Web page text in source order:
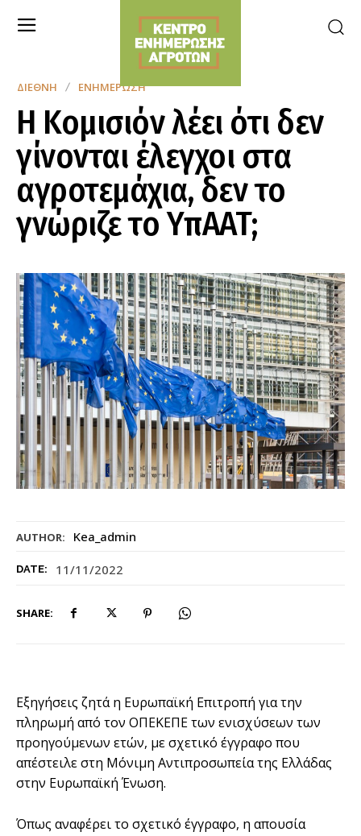
AUTHOR: Kea_admin
DATE: 11/11/2022
SHARE:
ΔΙΕΘΝΉ ΕΝΗΜΈΡΩΣΗ
Η Κομισιόν λέει ότι δεν
γίνονται έλεγχοι στα
αγροτεμάχια, δεν το
γνώριζε το ΥπΑΑΤ;
Εξηγήσεις ζητά η Ευρωπαϊκή Επιτροπή για την
πληρωμή από τον ΟΠΕΚΕΠΕ των ενισχύσεων των
προηγούμενων ετών, με σχετικό έγγραφο που
απέστειλε στη Μόνιμη Αντιπροσωπεία της Ελλάδας
στην Ευρωπαϊκή Ένωση.
Όπως αναφέρει το σχετικό έγγραφο, η απουσία